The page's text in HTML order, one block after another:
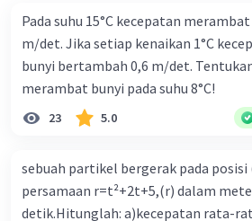
Pada suhu 15°C kecepatan
m/det. Jika setiap kenaikan 1°C
bunyi bertambah 0,6 m/det.
merambat bunyi pada suhu 8°C!
23 5.0
sebuah partikel bergerak pada posisi
persamaan r=t²+2t+5,(r) dalam
detik.Hitunglah: a)kecepatan rata-